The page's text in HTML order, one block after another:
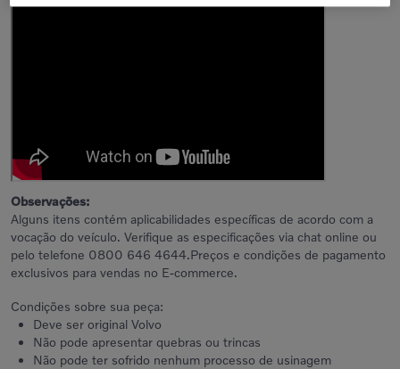
Observações:
Alguns itens contém aplicabilidades específicas de acordo com a
vocação do veículo. Verifique as especificações via chat online ou
pelo telefone 0800 646 4644.Preços e condições de pagamento
exclusivos para vendas no E-commerce.
Condições sobre sua peça:
Deve ser original Volvo
Não pode apresentar quebras ou trincas
Não pode ter sofrido nenhum processo de usinagem